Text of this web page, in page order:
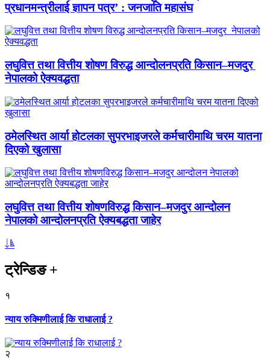
प्रधानमन्त्रीलाई ज्ञापन पत्र’ : जनजाति महासंघ
लघुवित्त तथा वित्तीय शोषण विरुद्ध आन्दोलनप्रति किसान–मजदुर
नेपालको ऐक्यवद्धता
ठमेलस्थित आर्या होटलका सुपरभाइजरले कर्मचारीमाथि चरम यातना
दिएको खुलासा
लघुवित्त तथा वित्तीय शोषणविरुद्ध किसान–मजदुर आन्दोलन
नेपालको आन्दोलनप्रति ऐक्यबद्धता जाहेर
ट्रेन्डिङ+
१
न्याय रुक्मिणीलाई कि राधालाई ?
२